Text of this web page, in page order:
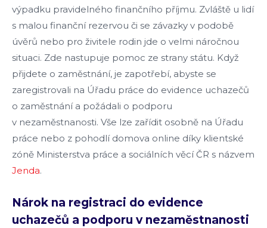
výpadku pravidelného finančního příjmu. Zvláště u lidí
s malou finanční rezervou či se závazky v podobě
úvěrů nebo pro živitele rodin jde o velmi náročnou
situaci. Zde nastupuje pomoc ze strany státu. Když
přijdete o zaměstnání, je zapotřebí, abyste se
zaregistrovali na Úřadu práce do evidence uchazečů
o zaměstnání a požádali o podporu
v nezaměstnanosti. Vše lze zařídit osobně na Úřadu
práce nebo z pohodlí domova online díky klientské
zóně Ministerstva práce a sociálních věcí ČR s názvem
Jenda.
Nárok na registraci do evidence
uchazečů a podporu v nezaměstnanosti